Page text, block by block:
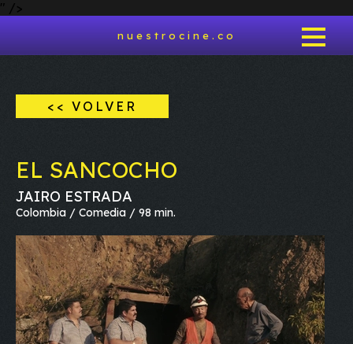
" />
nuestrocine.co
<< VOLVER
EL SANCOCHO
JAIRO ESTRADA
Colombia / Comedia / 98 min.